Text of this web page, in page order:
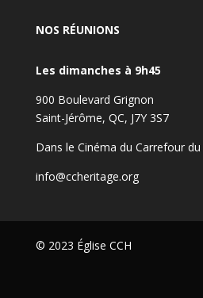
NOS RÉUNIONS
Les dimanches à 9h45
900 Boulevard Grignon
Saint-Jérôme, QC, J7Y 3S7
Dans le Cinéma du Carrefour
info@ccheritage.org
© 2023 Église CCH